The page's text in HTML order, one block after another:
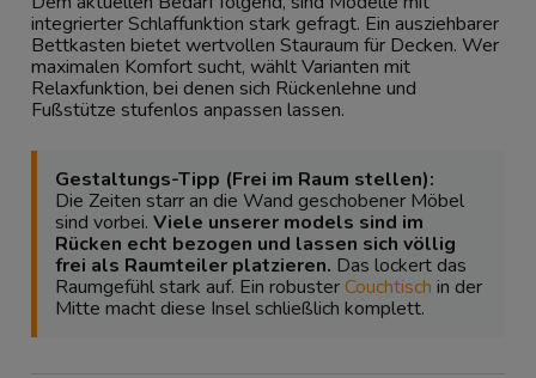
integrierter Schlaffunktion stark gefragt. Ein ausziehbarer
Bettkasten bietet wertvollen Stauraum für Decken. Wer
maximalen Komfort sucht, wählt Varianten mit
Relaxfunktion, bei denen sich Rückenlehne und
Fußstütze stufenlos anpassen lassen.
Gestaltungs-Tipp (Frei im Raum stellen):
Die Zeiten starr an die Wand geschobener Möbel
sind vorbei. Viele unserer models sind im
Rücken echt bezogen und lassen sich völlig
frei als Raumteiler platzieren. Das lockert das
Raumgefühl stark auf. Ein robusterCouchtisch in der
Mitte macht diese Insel schließlich komplett.